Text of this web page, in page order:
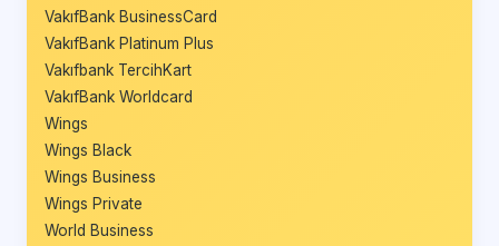
VakıfBank BusinessCard
VakıfBank Platinum Plus
Vakıfbank TercihKart
VakıfBank Worldcard
Wings
Wings Black
Wings Business
Wings Private
World Business